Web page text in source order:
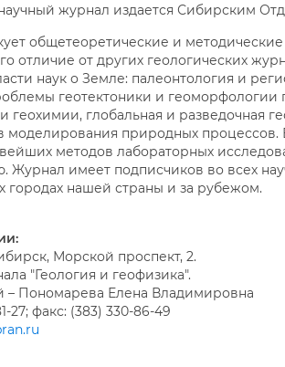
журнал издается Сибирским
общетеоретические и
отличие от других геологических
наук о Земле: палеонтология и
геотектоники и геоморфологии
геохимии, глобальная и разведочная
моделирования природных
методов лабораторных
Журнал имеет подписчиков во всех
нашей страны и за рубежом.
Морской проспект, 2.
"Геология и геофизика".
– Пономарева Елена Владимировна
27; факс: (383) 330-86-49